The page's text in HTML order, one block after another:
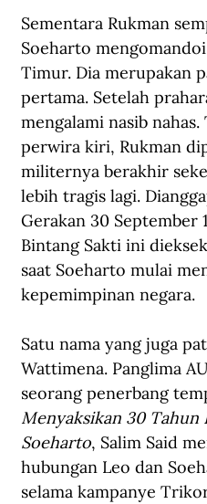
Sementara Rukman
Soeharto
Timur. Dia merupakan
pertama. Setelah
mengalami nasib
perwira kiri, Rukman
militernya berakhir
lebih tragis lagi.
Gerakan 30 September
Bintang Sakti ini
saat Soeharto mulai
kepemimpinan negara.
Satu nama yang juga
Wattimena. Panglima
seorang penerbang
Menyaksikan 30
Soeharto, Salim Said
hubungan Leo dan
selama kampanye